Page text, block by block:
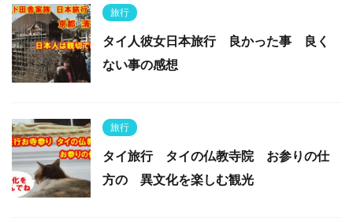
旅行
タイ人彼女日本旅行 良かった事 良く
ない事の感想
旅行
タイ旅行 タイの仏教寺院 お参りの仕
方の 異文化を楽しむ観光